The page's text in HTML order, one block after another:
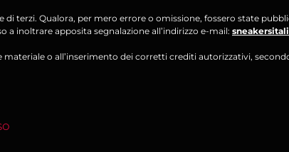
terzi. Qualora, per mero errore o omissione, fossero state
a inoltrare apposita segnalazione all’indirizzo e-mail:
materiale o all’inserimento dei corretti crediti autorizzativi,